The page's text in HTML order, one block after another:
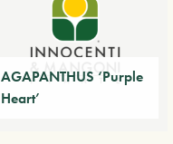
AGAPANTHUS ‘Purple
Heart’